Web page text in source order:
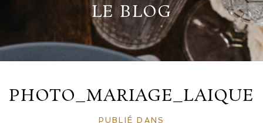
LE BLOG
PHOTO_MARIAGE_LAIQUE
PUBLIÉ DANS